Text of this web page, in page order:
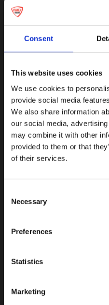
Consent
This website uses cookies
We use cookies to
provide social media
We also share information
our social media,
may combine it with other
provided to them or that
of their services.
Selection
Necessary
Preferences
Statistics
Marketing
Botnische Golf 9a,
Niederlande
Pins